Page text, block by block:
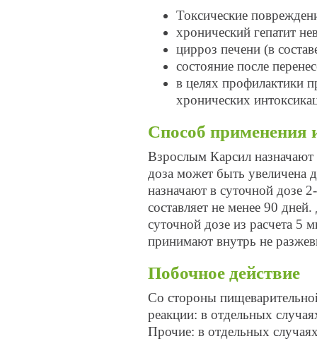
Токсические
хронический гепатит
цирроз печени (в
состояние после
в целях профилактики
хронических
Способ применения
Взрослым Карсил
доза может быть увеличена
назначают в суточной дозе
составляет не менее 90
суточной дозе из расчета 5
принимают внутрь не
Побочное действие
Со стороны
реакции: в отдельных
Прочие: в отдельных